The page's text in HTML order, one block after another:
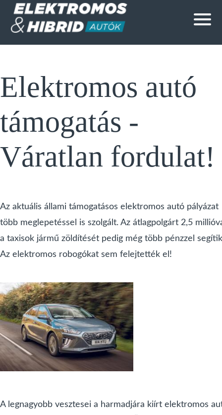
Elektromos autó
támogatás -
Váratlan fordulat!
Az aktuális állami támogatásos elektromos autó pályázat
több meglepetéssel is szolgált. Az átlagpolgárt 2,5
a taxisok jármű zöldítését pedig még több pénzzel
Az elektromos robogókat sem felejtették el!
A legnagyobb vesztesei a harmadjára kiírt elektromos